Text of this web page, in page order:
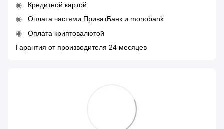
Кредитной картой
Оплата частями ПриватБанк и monobank
Оплата криптовалютой
Гарантия от производителя 24 месяцев